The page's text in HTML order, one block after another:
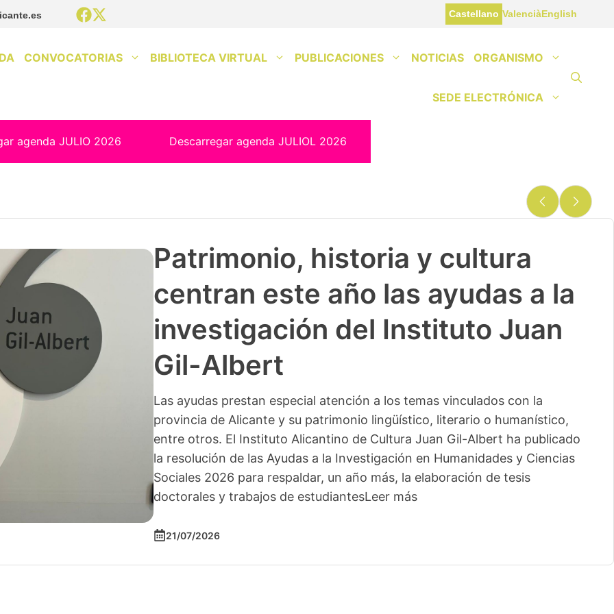
Castellano ValenciàEnglish
CONVOCATORIAS BIBLIOTECA VIRTUAL PUBLICACIONES NOTICIAS ORGANISMO
SEDE ELECTRÓNICA
agenda JULIO 2026 Descarregar agenda JULIOL 2026
Patrimonio, historia y cultura
centran este año las ayudas a la
investigación del Instituto Juan
Gil-Albert
Las ayudas prestan especial atención a los temas vinculados con la
provincia de Alicante y su patrimonio lingüístico, literario o humanístico,
entre otros. El Instituto Alicantino de Cultura Juan Gil-Albert ha publicado
la resolución de las Ayudas a la Investigación en Humanidades y Ciencias
Sociales 2026 para respaldar, un año más, la elaboración de tesis
doctorales y trabajos de estudiantesLeer más
21/07/2026